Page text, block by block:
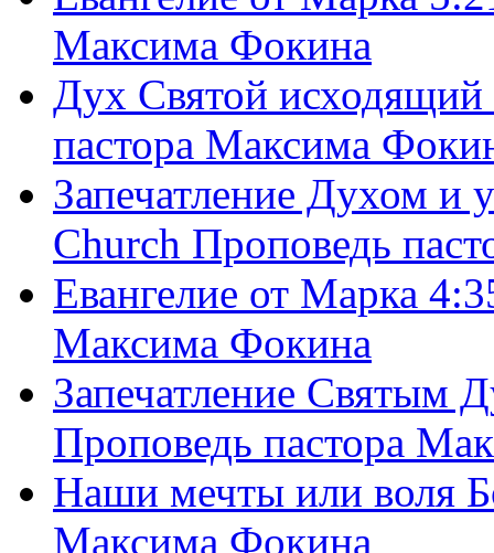
Максима Фокина
Дух Святой
пастора Максима
Запечатление Духом и
Church Проповедь
Евангелие от Марка
Максима Фокина
Запечатление Святым
Проповедь пастора
Наши мечты или воля
Максима Фокина